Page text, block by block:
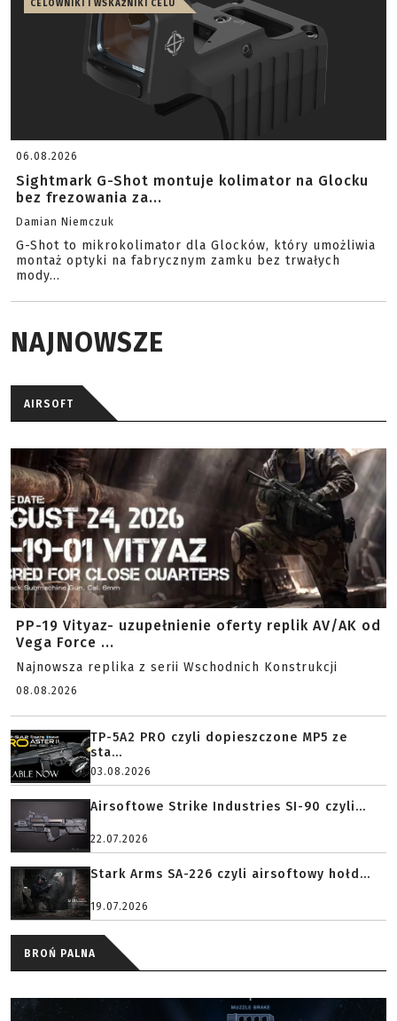
CELOWNIKI I WSKAŹNIKI CELU
06.08.2026
Sightmark G-Shot montuje kolimator na Glocku
bez frezowania za...
Damian Niemczuk
G-Shot to mikrokolimator dla Glocków, który umożliwia
montaż optyki na fabrycznym zamku bez trwałych
mody...
NAJNOWSZE
AIRSOFT
PP-19 Vityaz- uzupełnienie oferty replik AV/AK od
Vega Force ...
Najnowsza replika z serii Wschodnich Konstrukcji
08.08.2026
TP-5A2 PRO czyli dopieszczone MP5 ze
sta...
03.08.2026
Airsoftowe Strike Industries SI-90 czyli...
22.07.2026
Stark Arms SA-226 czyli airsoftowy hołd...
19.07.2026
BROŃ PALNA